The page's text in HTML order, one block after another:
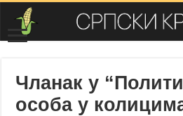
Чланак у
особа у